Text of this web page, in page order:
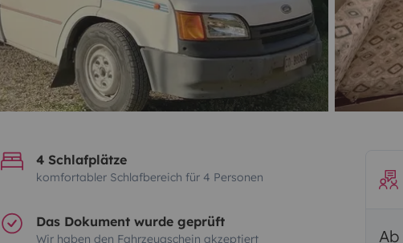
4 Schlafplätze
komfortabler Schlafbereich für 4 Personen
Das Dokument wurde geprüft
Wir haben den Fahrzeugschein akzeptiert Ab